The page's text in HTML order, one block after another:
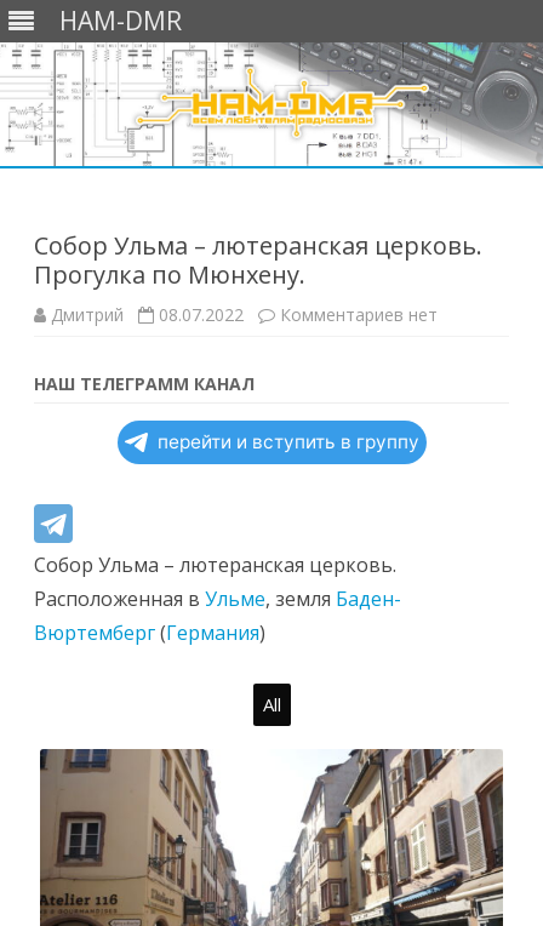
HAM-DMR
Собор Ульма – лютеранская церковь.
Прогулка по Мюнхену.
Дмитрий 08.07.2022 Комментариев к
церковь.
Прогулка
по
Мюнхену.
нет
НАШ ТЕЛЕГРАММ КАНАЛ
перейти и вступить в группу
Собор Ульма – лютеранская церковь.
Расположенная в Ульме, земля Баден-
Вюртемберг(Германия)
All